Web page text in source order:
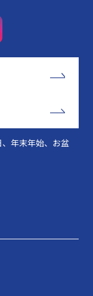
年末年始、お盆